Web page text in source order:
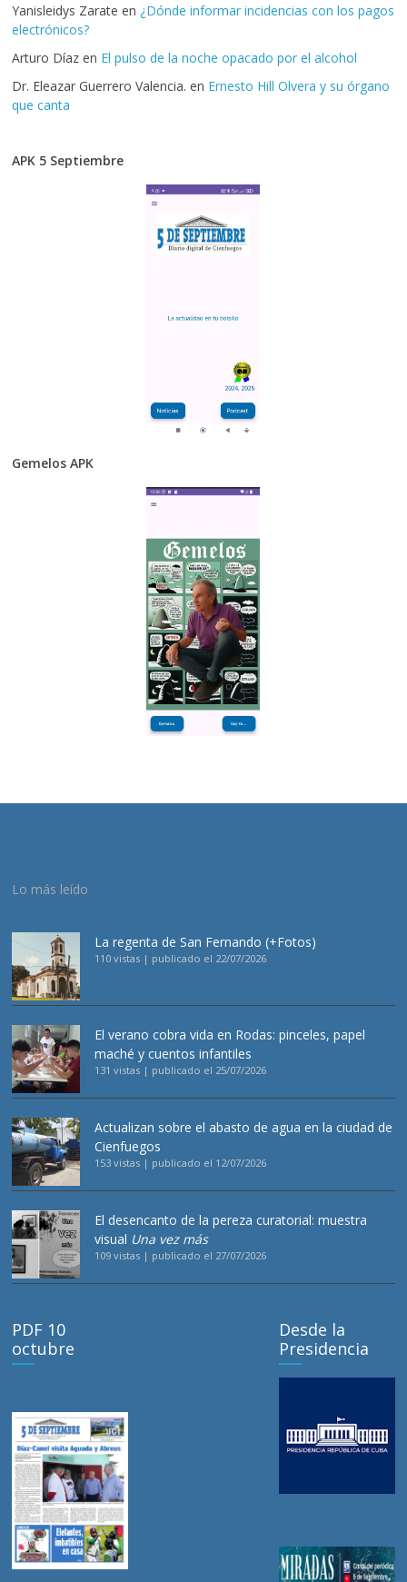
Yanisleidys Zarate en ¿Dónde informar incidencias con los pagos
electrónicos?
Arturo Díaz en El pulso de la noche opacado por el alcohol
Dr. Eleazar Guerrero Valencia. en Ernesto Hill Olvera y su órgano
que canta
APK 5 Septiembre
Gemelos APK
Lo más leído
La regenta de San Fernando (+Fotos)
110 vistas | publicado el 22/07/2026
El verano cobra vida en Rodas: pinceles, papel
maché y cuentos infantiles
131 vistas | publicado el 25/07/2026
Actualizan sobre el abasto de agua en la ciudad de
Cienfuegos
153 vistas | publicado el 12/07/2026
El desencanto de la pereza curatorial: muestra
visual Una vez más
109 vistas | publicado el 27/07/2026
PDF 10
octubre
Desde la
Presidencia